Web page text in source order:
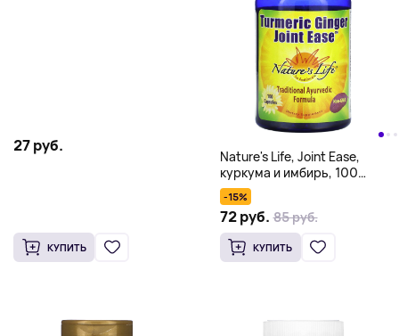
27 руб.
КУПИТЬ
Nature's Life, Joint Ease,
куркума и имбирь, 100
капсул
-15%
72 руб. 85 руб.
КУПИТЬ